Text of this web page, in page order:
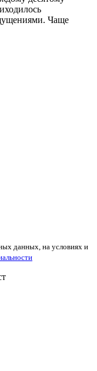
Чаще
данных, на условиях и